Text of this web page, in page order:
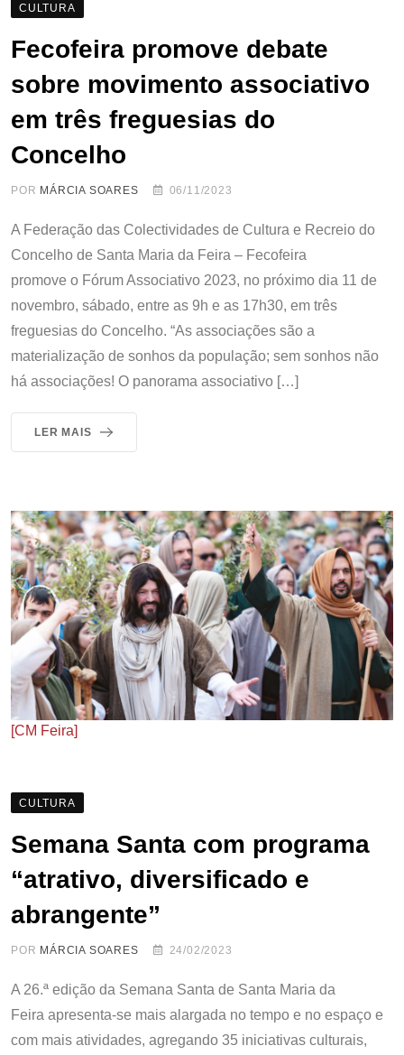
CULTURA
Fecofeira promove debate
sobre movimento associativo
em três freguesias do
Concelho
POR MÁRCIA SOARES 06/11/2023
A Federação das Colectividades de Cultura e Recreio do
Concelho de Santa Maria da Feira – Fecofeira
promove o Fórum Associativo 2023, no próximo dia 11 de
novembro, sábado, entre as 9h e as 17h30, em três
freguesias do Concelho. “As associações são a
materialização de sonhos da população; sem sonhos não
há associações! O panorama associativo […]
LER MAIS
[CM Feira]
CULTURA
Semana Santa com programa
“atrativo, diversificado e
abrangente”
POR MÁRCIA SOARES 24/02/2023
A 26.ª edição da Semana Santa de Santa Maria da
Feira apresenta-se mais alargada no tempo e no espaço e
com mais atividades, agregando 35 iniciativas culturais,